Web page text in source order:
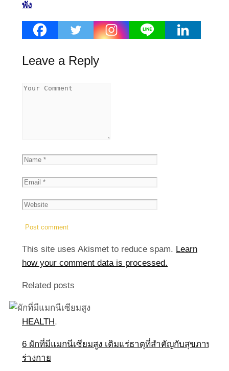
พัง
Leave a Reply
This site uses Akismet to reduce spam. Learn
how your comment data is processed.
Related posts
HEALTH,
6 ผักที่มีแมกนีเซียมสูง เติมแร่ธาตุที่สำคัญกับสุขภาพ
ร่างกาย